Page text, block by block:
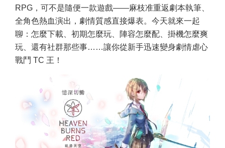
RPG，可不是隨便一款遊戲——麻枝准重返劇本執筆、
全角色熱血演出，劇情質感直接爆表。今天就來一起
聊：怎麼下載、初期怎麼玩、陣容怎麼配、掛機怎麼爽
玩、還有社群那些事……讓你從新手迅速變身劇情虐心
戰鬥 TC 王！